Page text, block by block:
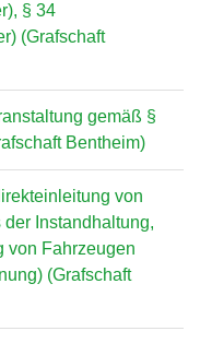
§ 34
(Grafschaft
gemäß §
Bentheim)
von
Instandhaltung,
von Fahrzeugen
(Grafschaft